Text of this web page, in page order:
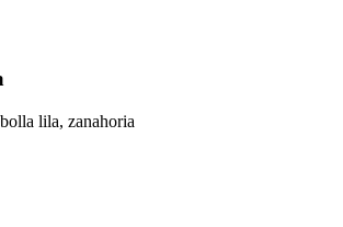
lila, zanahoria